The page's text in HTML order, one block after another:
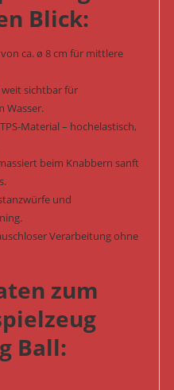
Blick:
ca. ø 8 cm für mittlere
sichtbar für
Wasser.
Material – hochelastisch,
beim Knabbern sanft
und
Verarbeitung ohne
zum
Ball: